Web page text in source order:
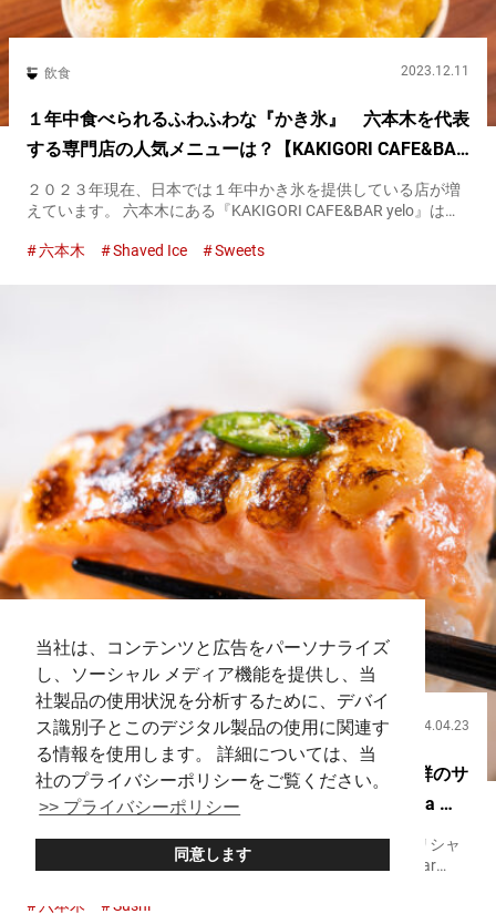
当社は、コンテンツと広告をパーソナライズ
し、ソーシャル メディア機能を提供し、当
社製品の使用状況を分析するために、デバイ
ス識別子とこのデジタル製品の使用に関連す
る情報を使用します。 詳細については、当
社のプライバシーポリシーをご覧ください。
>> プライバシーポリシー
同意します
飲食 2023.12.11
１年中食べられるふわふわな『かき氷』 六本木を代表
する専門店の人気メニューは？【KAKIGORI CAFE&BAR
２０２３年現在、日本では１年中かき氷を提供している店が増
えています。 六本木にある『KAKIGORI CAFE&BAR yelo』は、
は、もはや真夏に涼を取るためだけの食べ...
六本木 Shaved Ice Sweets
飲食 2024.04.23
海外人気の高い寿司店が東京に上陸 SNS映え抜群のサ
ーモンの炙り押し寿司！【KINKA sushi bar izakaya 六
『炙り』と『デリシャス』を掛け合わせた造語、『アブリシャ
ス』。 これは六本木にあるレストラン、『KINKA sushi bar
イオリソースの炙り押し寿司』 『アブリシャス』...
六本木 Sushi